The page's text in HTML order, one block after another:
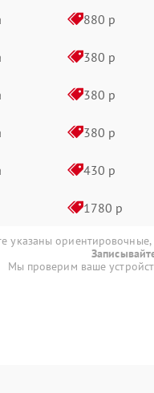
880 р
380 р
380 р
380 р
430 р
1780 р
указаны ориентировочные,
Мы проверим ваше